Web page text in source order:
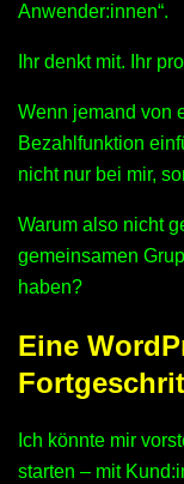
Anwender:innen“.
Ihr denkt mit. Ihr
Wenn jemand von
Bezahlfunktion
nicht nur bei mir,
Warum also nicht
gemeinsamen
haben?
Eine
Ich könnte mir
starten – mit